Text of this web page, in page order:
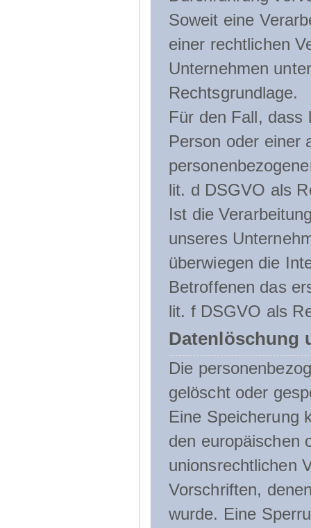
Soweit eine
einer rechtlichen
Unternehmen
Rechtsgrundlage.
Für den Fall, dass
Person oder einer
lit. d DSGVO als
Ist die
unseres
überwiegen die
Betroffenen das
lit. f DSGVO als
Datenlöschung
Die
gelöscht oder
Eine Speicherung
den europäischen
unionsrechtlichen
Vorschriften,
wurde. Eine